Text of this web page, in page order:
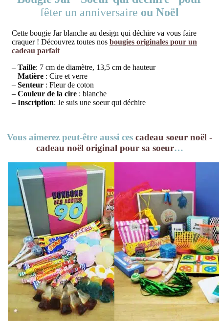
fêter un anniversaire ou Noël
Cette bougie Jar blanche au design qui déchire va vous faire
craquer ! Découvrez toutes nos bougies originales pour un
cadeau parfait
– Taille: 7 cm de diamètre, 13,5 cm de hauteur
– Matière : Cire et verre
– Senteur : Fleur de coton
– Couleur de la cire : blanche
– Inscription: Je suis une soeur qui déchire
Vous aimerez peut-être aussi ces cadeau soeur noël -
cadeau noël original pour sa soeur…